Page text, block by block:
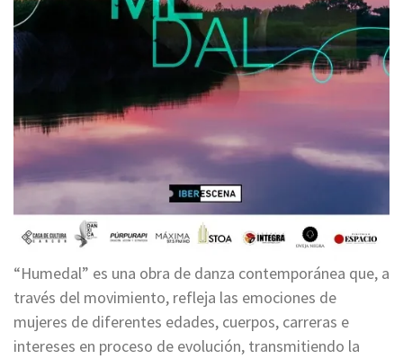
“Humedal” es una obra de danza contemporánea que, a
través del movimiento, refleja las emociones de
mujeres de diferentes edades, cuerpos, carreras e
intereses en proceso de evolución, transmitiendo la